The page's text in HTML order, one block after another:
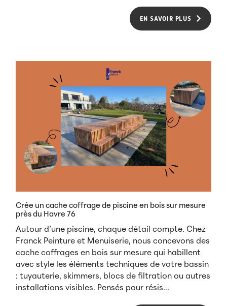
EN SAVOIR PLUS
Crée un cache coffrage de piscine en bois sur mesure
près du Havre 76
Autour d’une piscine, chaque détail compte. Chez
Franck Peinture et Menuiserie, nous concevons des
cache coffrages en bois sur mesure qui habillent
avec style les éléments techniques de votre bassin
: tuyauterie, skimmers, blocs de filtration ou autres
installations visibles. Pensés pour résis...